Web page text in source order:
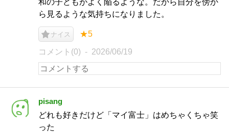
和の子どもがよく陥るような。だから自分を傍か
ら見るような気持ちになりました。
ナイス ★5
コメント(0) 2026/06/19
pisang
どれも好きだけど「マイ富士」はめちゃくちゃ笑
った